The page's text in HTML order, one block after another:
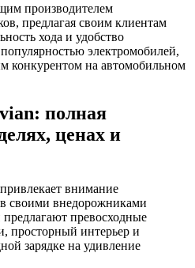
производителем
предлагая своим клиентам
хода и удобство
электромобилей,
конкурентом на автомобильном
полная
ценах и
внимание
своими внедорожниками
превосходные
просторный интерьер и
зарядке на удивление